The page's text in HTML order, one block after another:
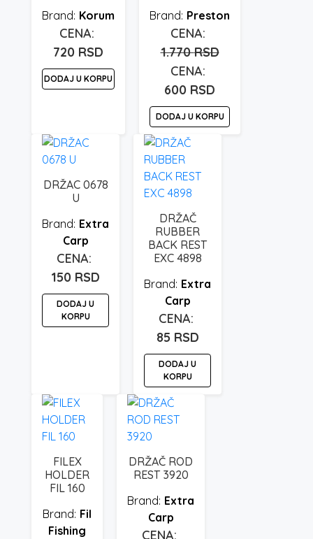
Korum
720 RSD
DODAJ U KORPU
Preston
1.770RSDOriginalna
bila:
1.770 rsd.
600 RSD
cena
je:
DODAJ U KORPU
DRŽAC 0678
U
Extra
Carp
150 RSD
DODAJ U
KORPU
DRŽAČ
RUBBER
BACK REST
EXC 4898
Extra
Carp
85 RSD
DODAJ U
KORPU
FILEX
HOLDER
FIL 160
Fil
Fishing
DRŽAČ ROD
REST 3920
Extra
Carp